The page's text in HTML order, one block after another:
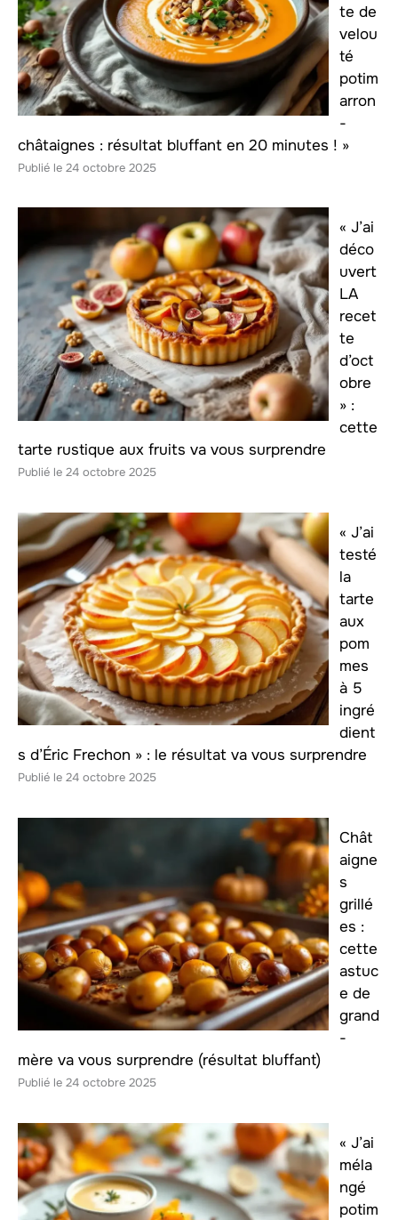
te de
velou
té
potim
arron
-
châtaignes : résultat bluffant en 20 minutes ! »
24 octobre 2025
« J’ai
déco
uvert
LA
recet
te
d’oct
obre
» :
cette
tarte rustique aux fruits va vous surprendre
24 octobre 2025
« J’ai
testé
la
tarte
aux
pom
mes
à 5
ingré
dient
s d’Éric Frechon » : le résultat va vous surprendre
24 octobre 2025
Chât
aigne
s
grillé
es :
cette
astuc
e de
grand
-
mère va vous surprendre (résultat bluffant)
24 octobre 2025
« J’ai
méla
ngé
potim